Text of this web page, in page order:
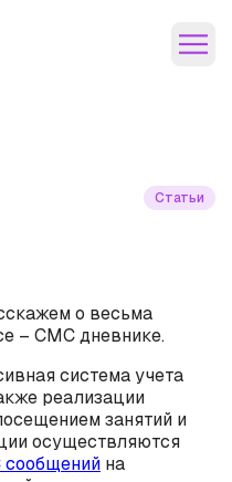
Статьи
о весьма
– СМС дневнике.
система учета
реализации
занятий и
осуществляются
на